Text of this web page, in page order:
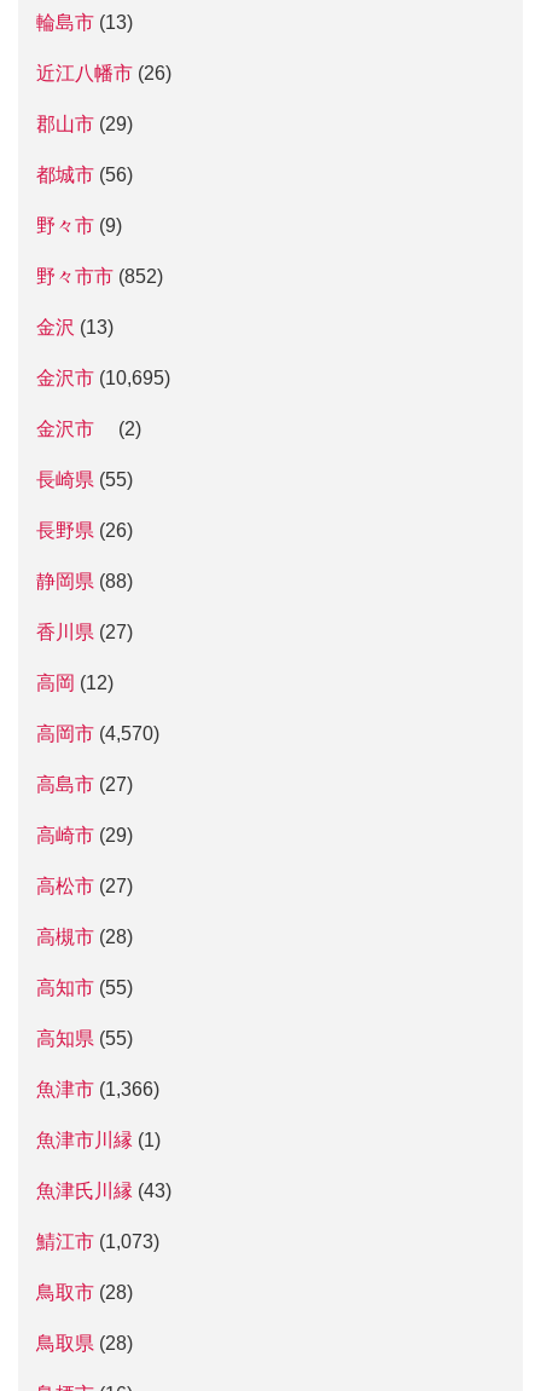
輪島市 (13)
近江八幡市 (26)
郡山市 (29)
都城市 (56)
野々市 (9)
野々市市 (852)
金沢 (13)
金沢市 (10,695)
金沢市 (2)
長崎県 (55)
長野県 (26)
静岡県 (88)
香川県 (27)
高岡 (12)
高岡市 (4,570)
高島市 (27)
高崎市 (29)
高松市 (27)
高槻市 (28)
高知市 (55)
高知県 (55)
魚津市 (1,366)
魚津市川縁 (1)
魚津氏川縁 (43)
鯖江市 (1,073)
鳥取市 (28)
鳥取県 (28)